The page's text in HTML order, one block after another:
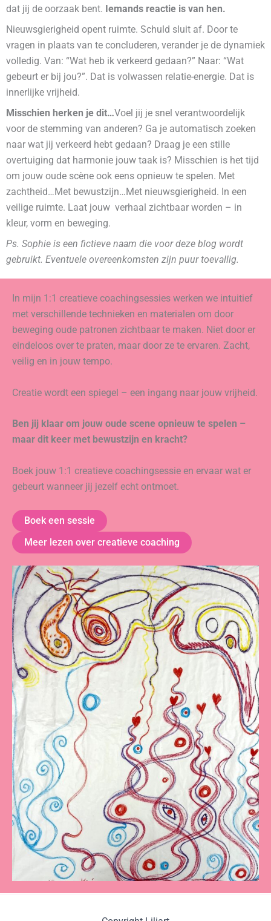
dat jij de oorzaak bent. Iemands reactie is van hen.
Nieuwsgierigheid opent ruimte. Schuld sluit af. Door te
vragen in plaats van te concluderen, verander je de dynamiek
volledig. Van: “Wat heb ik verkeerd gedaan?” Naar: “Wat
gebeurt er bij jou?”. Dat is volwassen relatie-energie. Dat is
innerlijke vrijheid.
Misschien herken je dit…Voel jij je snel verantwoordelijk
voor de stemming van anderen? Ga je automatisch zoeken
naar wat jij verkeerd hebt gedaan? Draag je een stille
overtuiging dat harmonie jouw taak is? Misschien is het tijd
om jouw oude scène ook eens opnieuw te spelen. Met
zachtheid…Met bewustzijn…Met nieuwsgierigheid. In een
veilige ruimte. Laat jouw verhaal zichtbaar worden – in
kleur, vorm en beweging.
Ps. Sophie is een fictieve naam die voor deze blog wordt
gebruikt. Eventuele overeenkomsten zijn puur toevallig.
In mijn 1:1 creatieve coachingsessies werken we intuitief
met verschillende technieken en materialen om door
beweging oude patronen zichtbaar te maken. Niet door er
eindeloos over te praten, maar door ze te ervaren. Zacht,
veilig en in jouw tempo.
Creatie wordt een spiegel – een ingang naar jouw vrijheid.
Ben jij klaar om jouw oude scene opnieuw te spelen –
maar dit keer met bewustzijn en kracht?
Boek jouw 1:1 creatieve coachingsessie en ervaar wat er
gebeurt wanneer jij jezelf echt ontmoet.
Boek een sessie
Meer lezen over creatieve coaching